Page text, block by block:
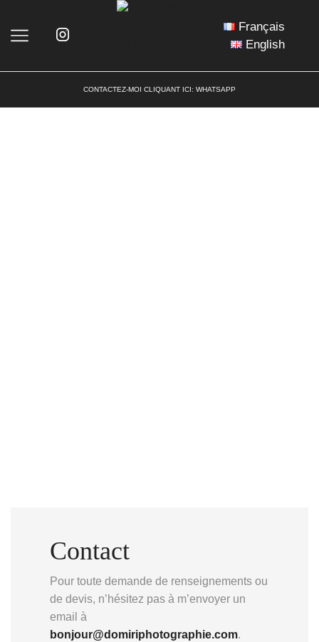
Français
English
CONTACTEZ-MOI CLIQUANT ICI: WHATSAPP
Contact
Pour toute demande de renseignements ou
de devis, n’hésitez pas à m’envoyer un
email à
bonjour@domiriphotographie.com.